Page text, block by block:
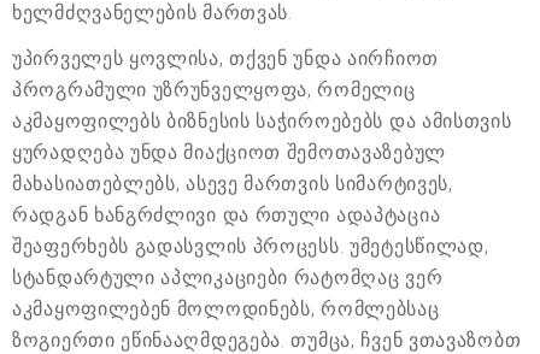
ხელმძღვანელების მართვას.
უპირველეს ყოვლისა, თქვენ უნდა აირჩიოთ
პროგრამული უზრუნველყოფა, რომელიც
აკმაყოფილებს ბიზნესის საჭიროებებს და ამისთვის
ყურადღება უნდა მიაქციოთ შემოთავაზებულ
მახასიათებლებს, ასევე მართვის სიმარტივეს,
რადგან ხანგრძლივი და რთული ადაპტაცია
შეაფერხებს გადასვლის პროცესს. უმეტესწილად,
სტანდარტული აპლიკაციები რატომღაც ვერ
აკმაყოფილებენ მოლოდინებს, რომლებსაც
ზოგიერთი ეწინააღმდეგება. თუმცა, ჩვენ ვთავაზობთ